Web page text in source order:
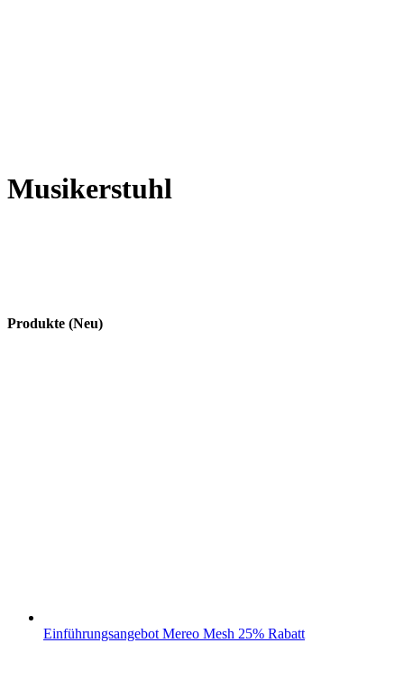
Musikerstuhl
Produkte (Neu)
Einführungsangebot Mereo Mesh 25% Rabatt